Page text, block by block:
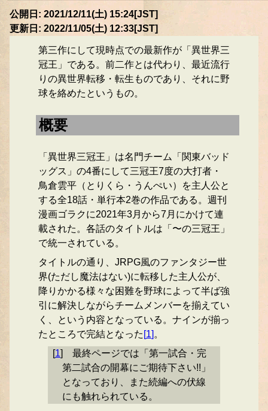
公開日: 2021/12/11(土) 15:24[JST]
更新日: 2022/11/05(土) 12:33[JST]
第三作にして現時点での最新作が「異世界三
冠王」である。前二作とは代わり、最近流行
りの異世界転移・転生ものであり、それに野
球を絡めたというもの。
概要
「異世界三冠王」は名門チーム「関東バッド
ッグス」の4番にして三冠王7度の大打者・
鳥倉雲平（とりくら・うんぺい）を主人公と
する全18話・単行本2巻の作品である。週刊
漫画ゴラクに2021年3月から7月にかけて連
載された。各話のタイトルは「〜の三冠王」
で統一されている。
タイトルの通り、JRPG風のファンタジー世
界(ただし魔法はない)に転移した主人公が、
降りかかる様々な困難を野球によって半ば強
引に解決しながらチームメンバーを揃えてい
く、という内容となっている。ナインが揃っ
たところで完結となった [1] 。
[1]
最終ページでは「第一試合・完
第二試合の開幕にご期待下さい!!」
となっており、また続編への伏線
にも触れられている。